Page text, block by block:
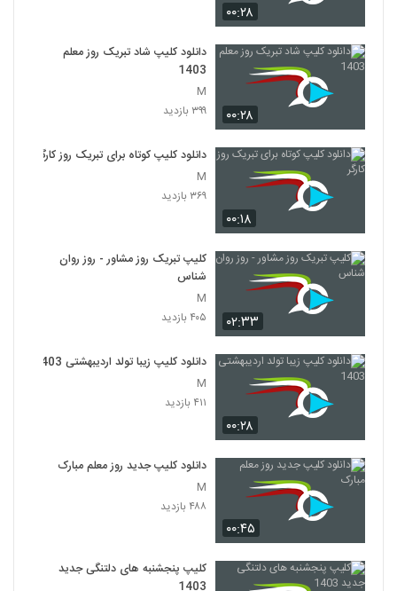
۰۰:۲۸
۰۰:۲۸
دانلود کلیپ شاد تبریک روز معلم
1403
M
۳۹۹ بازدید
۰۰:۱۸
دانلود کلیپ کوتاه برای تبریک روز کارگر
M
۳۶۹ بازدید
۰۲:۳۳
کلیپ تبریک روز مشاور - روز روان
شناس
M
۴۰۵ بازدید
۰۰:۲۸
دانلود کلیپ زیبا تولد اردیبهشتی 1403
M
۴۱۱ بازدید
۰۰:۴۵
دانلود کلیپ جدید روز معلم مبارک
M
۴۸۸ بازدید
کلیپ پنجشنبه های دلتنگی جدید
1403